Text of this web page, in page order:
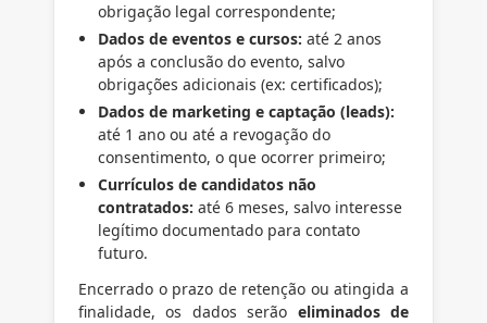
obrigação legal correspondente;
Dados de eventos e cursos: até 2 anos
após a conclusão do evento, salvo
obrigações adicionais (ex: certificados);
Dados de marketing e captação (leads):
até 1 ano ou até a revogação do
consentimento, o que ocorrer primeiro;
Currículos de candidatos não
contratados: até 6 meses, salvo interesse
legítimo documentado para contato
futuro.
Encerrado o prazo de retenção ou atingida a
finalidade, os dados serão eliminados de